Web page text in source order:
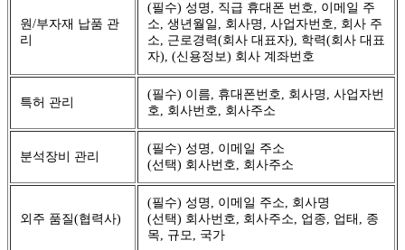
원/부자재 납품 관
리
(필수) 성명, 직급 휴대폰 번호, 이메일 주
소, 생년월일, 회사명, 사업자번호, 회사 주
소, 근로경력(회사 대표자), 학력(회사 대표
자), (신용정보) 회사 계좌번호
특허 관리
(필수) 이름, 휴대폰번호, 회사명, 사업자번
호, 회사번호, 회사주소
분석장비 관리
(필수) 성명, 이메일 주소
(선택) 회사번호, 회사주소
외주 품질(협력사)
(필수) 성명, 이메일 주소, 회사명
(선택) 회사번호, 회사주소, 업종, 업태, 종
목, 규모, 국가